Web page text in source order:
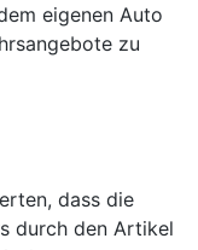
eigenen Auto
zu
dass die
durch den Artikel